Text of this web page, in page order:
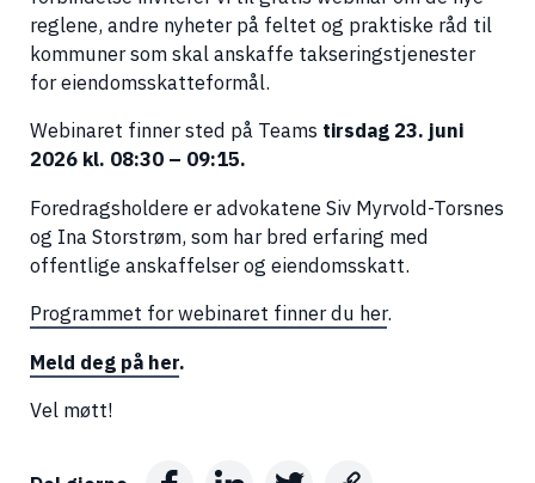
reglene, andre nyheter på feltet og praktiske råd til
kommuner som skal anskaffe takseringstjenester
for eiendomsskatteformål.
Webinaret finner sted på Teams tirsdag 23. juni
2026 kl. 08:30 – 09:15.
Foredragsholdere er advokatene Siv Myrvold-Torsnes
og Ina Storstrøm, som har bred erfaring med
offentlige anskaffelser og eiendomsskatt.
Programmet for webinaret finner du her.
Meld deg på her.
Vel møtt!